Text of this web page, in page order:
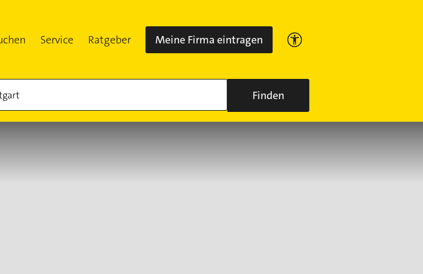
Service Ratgeber Meine Firma eintragen
Finden